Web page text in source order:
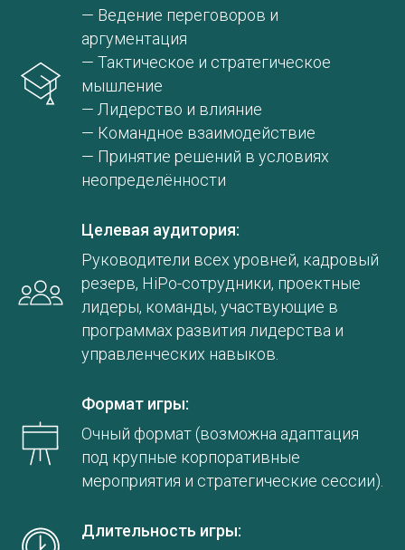
— Ведение переговоров и
аргументация
— Тактическое и стратегическое
мышление
— Лидерство и влияние
— Командное взаимодействие
— Принятие решений в условиях
неопределённости
Целевая аудитория:
Руководители всех уровней, кадровый
резерв, HiPo-сотрудники, проектные
лидеры, команды, участвующие в
программах развития лидерства и
управленческих навыков.
Формат игры:
Очный формат (возможна адаптация
под крупные корпоративные
мероприятия и стратегические сессии).
Длительность игры: